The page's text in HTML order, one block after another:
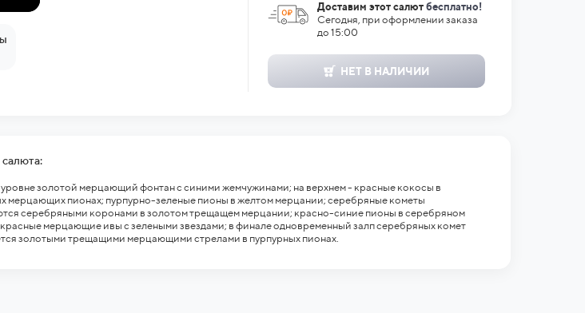
Доставим этот салют бесплатно!
Сегодня, при оформлении заказа
до 15:00
НЕТ В НАЛИЧИИ
золотой мерцающий фонтан с синими жемчужинами; на верхнем - красные кокосы в
мерцающих пионах; пурпурно-зеленые пионы в желтом мерцании; серебряные кометы
серебряными коронами в золотом трещащем мерцании; красно-синие пионы в серебряном
мерцающие ивы с зелеными звездами; в финале одновременный залп серебряных комет
золотыми трещащими мерцающими стрелами в пурпурных пионах.